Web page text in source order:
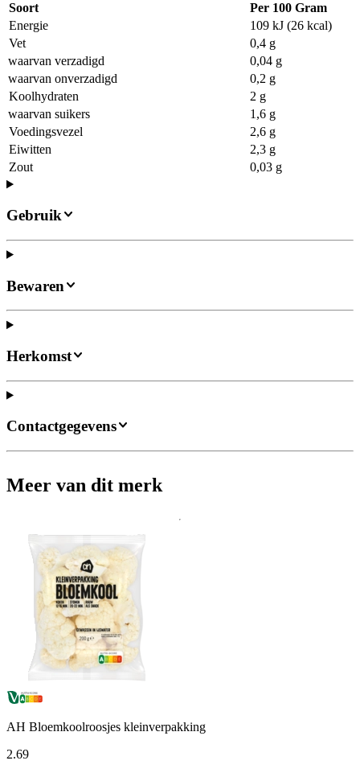
Soort
Per 100 Gram
Energie
109 kJ (26 kcal)
Vet
0,4 g
waarvan verzadigd
0,04 g
waarvan onverzadigd
0,2 g
Koolhydraten
2 g
waarvan suikers
1,6 g
Voedingsvezel
2,6 g
Eiwitten
2,3 g
Zout
0,03 g
Gebruik
Bewaren
Herkomst
Contactgegevens
Meer van dit merk
AH Bloemkoolroosjes kleinverpakking
2.69